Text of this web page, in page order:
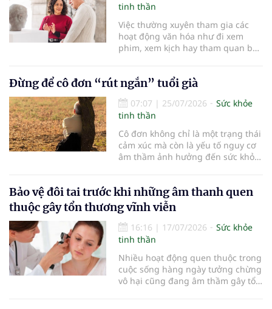
thời gian cấp cứu, tái thông mạch
ý nghĩa quyết định đến khả năng
sống còn cũng như chất lượng
cuộc sống sau điều trị.
tinh thần
Việc thường xuyên tham gia các
hoạt động văn hóa như đi xem
phim, xem kịch hay tham quan bảo
cải thiện sức khỏe tinh thần và
người cao tuổi…
Đừng để cô đơn “rút ngắn” tuổi già
07:07 | 25/07/2026
Sức khỏe
tinh thần
Cô đơn không chỉ là một trạng thái
cảm xúc mà còn là yếu tố nguy cơ
âm thầm ảnh hưởng đến sức khỏe
hay kiểm soát bệnh mạn tính; duy
trì sự gắn kết với gia đình và cộng
đồng cũng là một “liều thuốc”
quan trọng giúp sống thọ.
Bảo vệ đôi tai trước khi những âm thanh quen
thuộc gây tổn thương vĩnh viễn
16:16 | 17/07/2026
Sức khỏe
tinh thần
Nhiều hoạt động quen thuộc trong
cuộc sống hàng ngày tưởng chừng
vô hại cũng đang âm thầm gây tổn